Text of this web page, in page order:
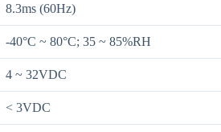
8.3ms (60Hz)
-40°C ~ 80°C; 35 ~ 85%RH
4 ~ 32VDC
< 3VDC